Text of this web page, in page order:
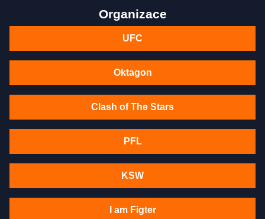
Organizace
UFC
Oktagon
Clash of The Stars
PFL
KSW
I am Figter